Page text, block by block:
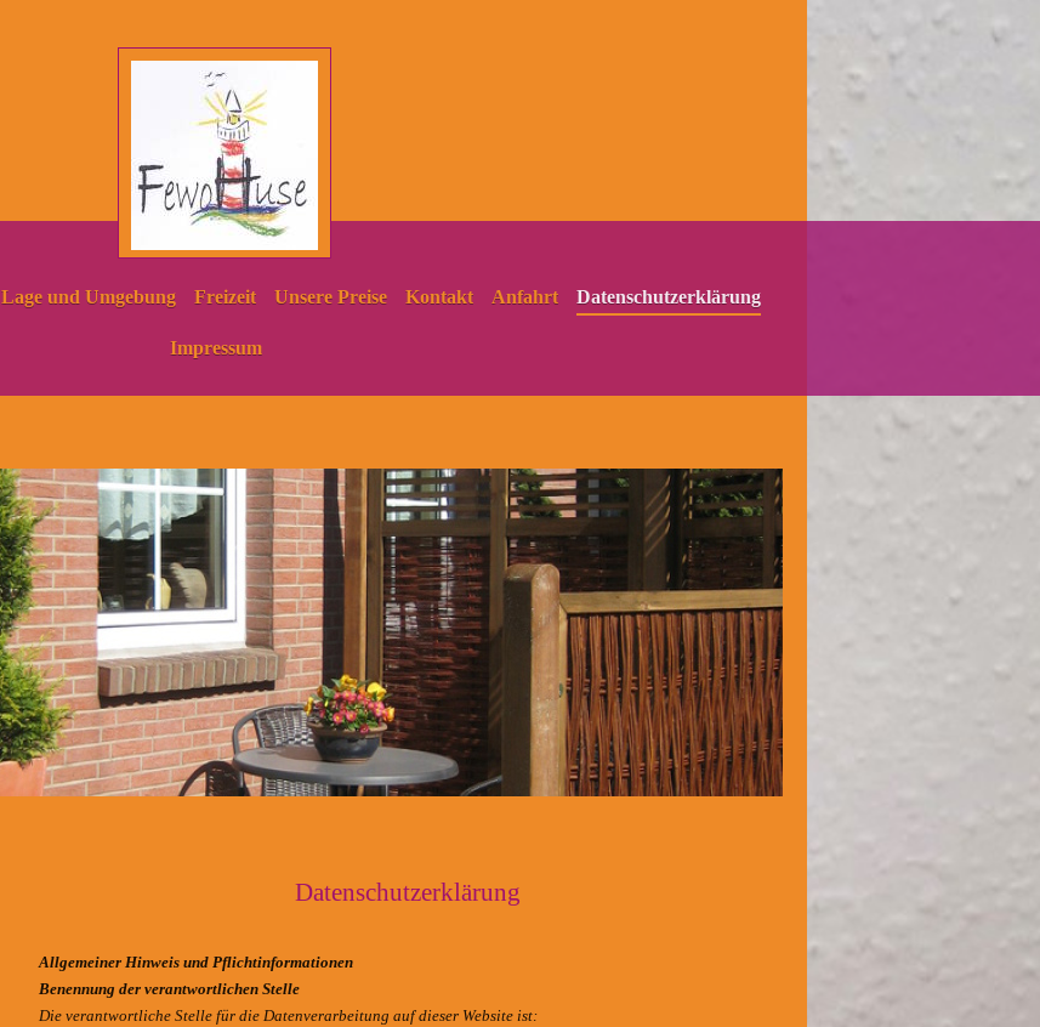
Lage und Umgebung Freizeit Unsere Preise Kontakt Anfahrt Datenschutzerklärung
Impressum
Datenschutzerklärung
Allgemeiner Hinweis und Pflichtinformationen
Benennung der verantwortlichen Stelle
Die verantwortliche Stelle für die Datenverarbeitung auf dieser Website ist: